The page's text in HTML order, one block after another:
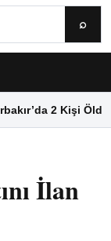
⌕
2 Kişi Öldü
İlan